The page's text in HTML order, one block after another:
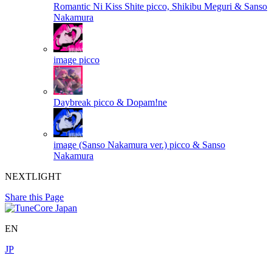
Romantic Ni Kiss Shite picco, Shikibu Meguri & Sanso
Nakamura
image picco
Daybreak picco & Dopam!ne
image (Sanso Nakamura ver.) picco & Sanso
Nakamura
NEXTLIGHT
Share this Page
EN
JP